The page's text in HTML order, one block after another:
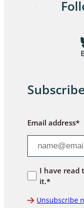
Email address*
I have read
it.*
Unsubscribe